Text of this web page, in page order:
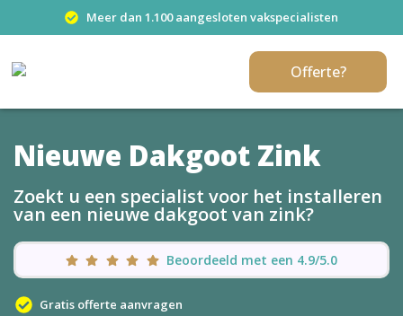
Meer dan 1.100 aangesloten vakspecialisten
Offerte?
Nieuwe Dakgoot Zink
Zoekt u een specialist voor het installeren
van een nieuwe dakgoot van zink?
Beoordeeld met een 4.9/5.0
Gratis offerte aanvragen